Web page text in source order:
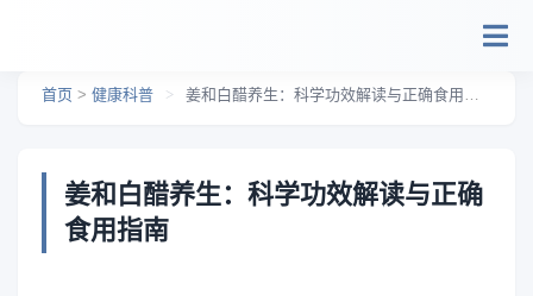
首页 > 健康科普 > 姜和白醋养生：科学功效解读与正确食用指南
姜和白醋养生：科学功效解读与正确
食用指南